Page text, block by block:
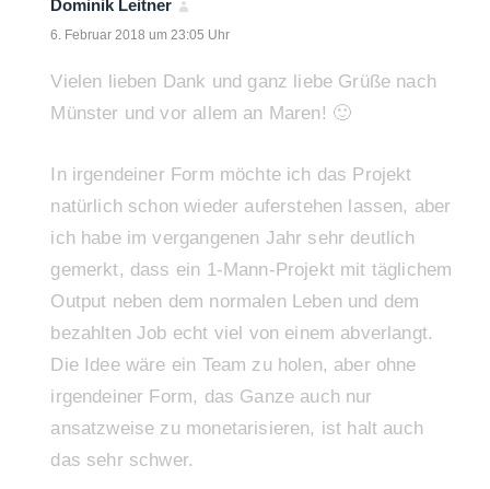
Dominik Leitner
6. Februar 2018 um 23:05 Uhr
Vielen lieben Dank und ganz liebe Grüße nach
Münster und vor allem an Maren! 🙂
In irgendeiner Form möchte ich das Projekt
natürlich schon wieder auferstehen lassen, aber
ich habe im vergangenen Jahr sehr deutlich
gemerkt, dass ein 1-Mann-Projekt mit täglichem
Output neben dem normalen Leben und dem
bezahlten Job echt viel von einem abverlangt.
Die Idee wäre ein Team zu holen, aber ohne
irgendeiner Form, das Ganze auch nur
ansatzweise zu monetarisieren, ist halt auch
das sehr schwer.